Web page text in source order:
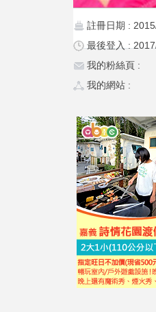
註冊日期 :
最後登入 :
我的粉絲頁 :
我的網站 :